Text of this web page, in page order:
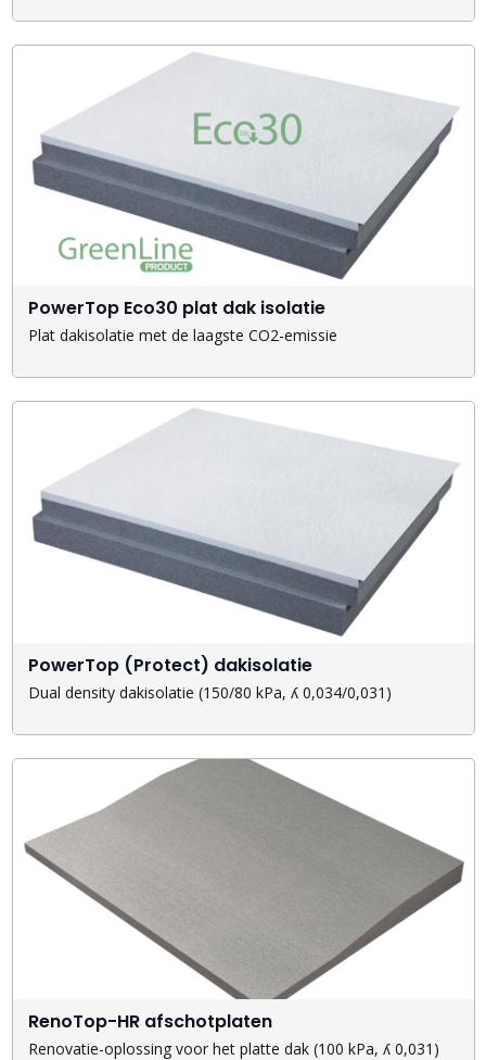
PowerTop Eco30 plat dak isolatie
Plat dakisolatie met de laagste CO2-emissie
PowerTop (Protect) dakisolatie
Dual density dakisolatie (150/80 kPa, ʎ 0,034/0,031)
RenoTop-HR afschotplaten
Renovatie-oplossing voor het platte dak (100 kPa, ʎ 0,031)